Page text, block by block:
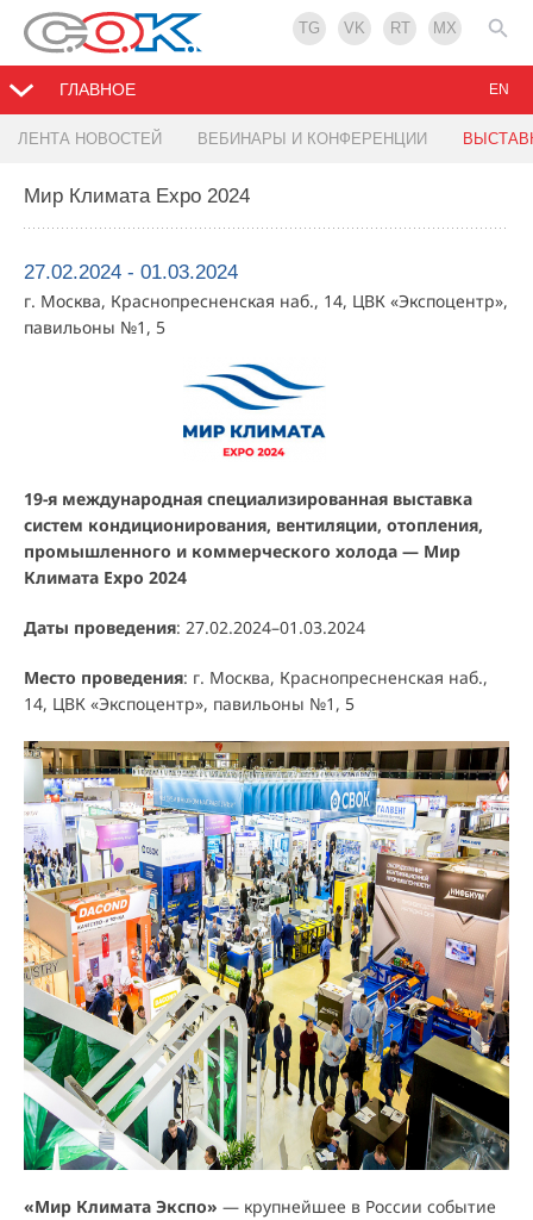
TG VK RT MX
ГЛАВНОЕ
ЛЕНТА НОВОСТЕЙ ВЕБИНАРЫ И КОНФЕРЕНЦИИ
EN
Мир Климата Expo 2024
27.02.2024 - 01.03.2024
г. Москва, Краснопресненская наб., 14, ЦВК «Экспоцентр»,
павильоны №1, 5
19-я международная специализированная выставка
систем кондиционирования, вентиляции, отопления,
промышленного и коммерческого холода — Мир
Климата Expo 2024
Даты проведения: 27.02.2024–01.03.2024
Место проведения: г. Москва, Краснопресненская наб.,
14, ЦВК «Экспоцентр», павильоны №1, 5
«Мир Климата Экспо» — крупнейшее в России событие